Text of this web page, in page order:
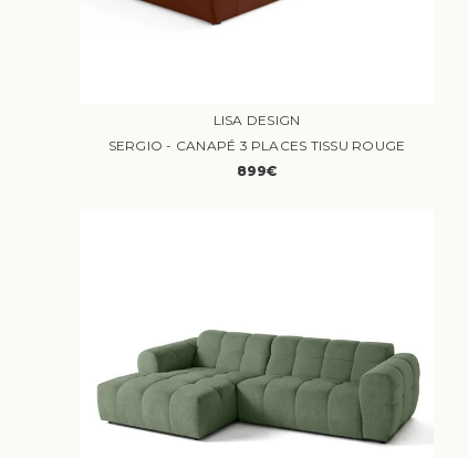
LISA DESIGN
SERGIO - CANAPÉ 3 PLACES TISSU ROUGE
899€